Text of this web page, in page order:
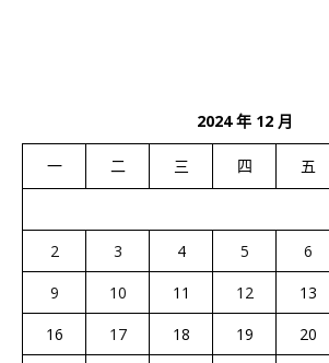
2024 年 12 月
一 二 三 四 五
2
3 4 5 6
9
10 11 12 13
16
17 18 19 20